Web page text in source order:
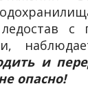
ледостав
и
опасно!